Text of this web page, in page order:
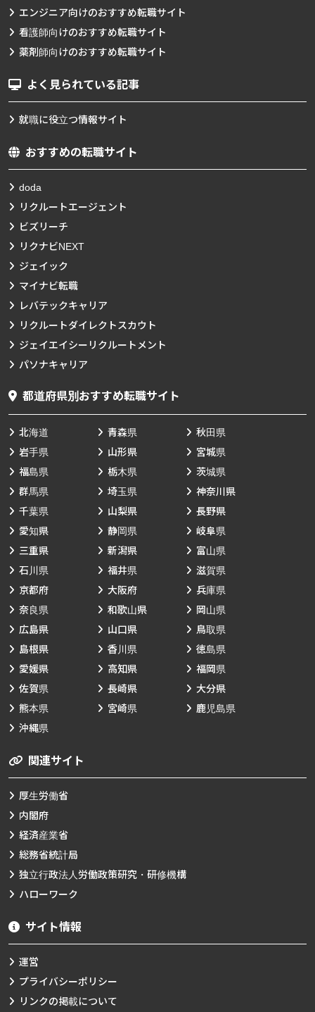
エンジニア向けのおすすめ転職サイト
看護師向けのおすすめ転職サイト
薬剤師向けのおすすめ転職サイト
よく見られている記事
就職に役立つ情報サイト
おすすめの転職サイト
doda
リクルートエージェント
ビズリーチ
リクナビNEXT
ジェイック
マイナビ転職
レバテックキャリア
リクルートダイレクトスカウト
ジェイエイシーリクルートメント
パソナキャリア
都道府県別おすすめ転職サイト
北海道 青森県
秋田県
岩手県
山形県
宮城県
福島県
栃木県
茨城県
群馬県
埼玉県
神奈川県
千葉県
山梨県
長野県
愛知県
静岡県
岐阜県
三重県
新潟県
富山県
石川県
福井県
滋賀県
京都府
大阪府
兵庫県
奈良県
和歌山県
岡山県
広島県
山口県
鳥取県
島根県
香川県
徳島県
愛媛県
高知県
福岡県
佐賀県
長崎県
大分県
熊本県
宮崎県
鹿児島県
沖縄県
関連サイト
厚生労働省
内閣府
経済産業省
総務省統計局
独立行政法人労働政策研究・研修機構
ハローワーク
サイト情報
運営
プライバシーポリシー
リンクの掲載について